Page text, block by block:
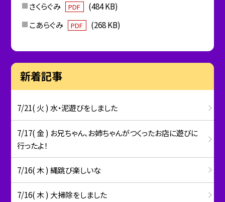
さくらぐみ
PDF
(484 KB)
こあらぐみ
PDF (268 KB)
新着記事
7/21( 火 ) 水・泥遊びをしました
7/17( 金 ) お兄ちゃん、お姉ちゃんがつくったお店に遊びに
行ったよ！
7/16( 木 ) 縄跳び楽しいな
7/16( 木 ) 大掃除をしました